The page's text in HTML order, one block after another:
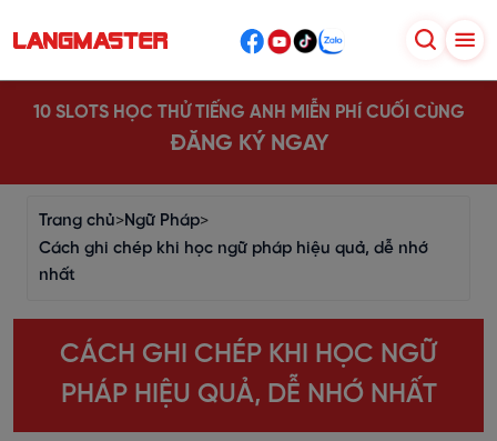
10 SLOTS HỌC THỬ TIẾNG ANH MIỄN PHÍ CUỐI CÙNG
ĐĂNG KÝ NGAY
Trang chủ>Ngữ Pháp>
Cách ghi chép khi học ngữ pháp hiệu quả, dễ nhớ
nhất
CÁCH GHI CHÉP KHI HỌC NGỮ
PHÁP HIỆU QUẢ, DỄ NHỚ NHẤT